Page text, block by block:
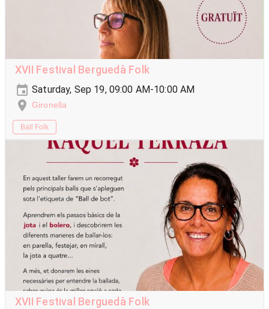
XVII Festival Berguedà Folk
Saturday, Sep 19, 09:00 AM-10:00 AM
Gironella
Ball Folk
XVII Festival Berguedà Folk